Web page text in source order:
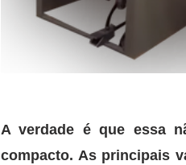
A verdade é que essa
compacto. As principais